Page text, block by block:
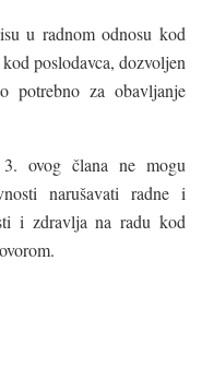
u radnom odnosu kod
poslodavca, dozvoljen
potrebno za obavljanje
ovog člana ne mogu
narušavati radne i
i zdravlja na radu kod